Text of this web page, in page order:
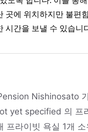
곳에 위치하지만 불편
시간을 보낼 수 있습니
Nishinosato
yet specified 의 프
프라이빗 욕실 1개